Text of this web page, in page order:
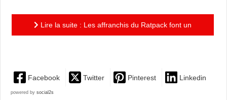
Lire la suite : Les affranchis du Ratpack font un
Facebook Twitter Pinterest Linkedin
powered by social2s